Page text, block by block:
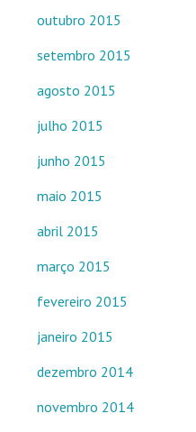
outubro 2015
setembro 2015
agosto 2015
julho 2015
junho 2015
maio 2015
abril 2015
março 2015
fevereiro 2015
janeiro 2015
dezembro 2014
novembro 2014